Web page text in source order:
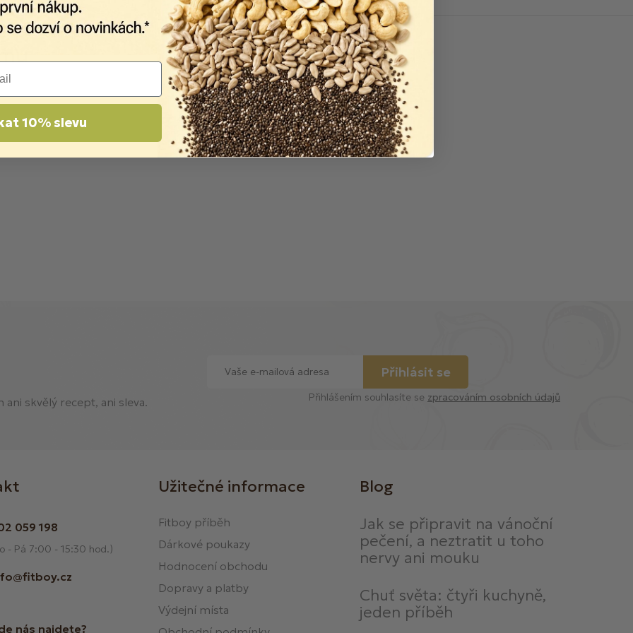
ani skvělý recept, ani sleva.
Přihlásit se
Přihlášením souhlasíte se zpracováním osobních údajů
059 198
- Pá 7:00 - 15:30 hod.)
nás najdete?
Užitečné informace
Fitboy příběh
Dárkové poukazy
Hodnocení obchodu
Dopravy a platby
Výdejní místa
Blog
Jak se připravit na vánoční
pečení, a neztratit u toho
nervy ani mouku
Chuť světa: čtyři kuchyně,
jeden příběh
10% slevu